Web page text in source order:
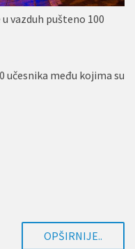
vazduh pušteno 100
učesnika među kojima su
OPŠIRNIJE..